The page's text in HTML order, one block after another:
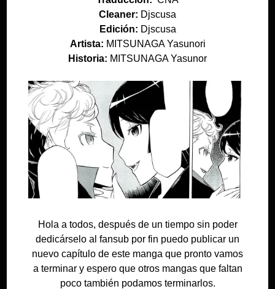
Cleaner: Djscusa
Edición: Djscusa
Artista: MITSUNAGA Yasunori
Historia: MITSUNAGA Yasunor
Hola a todos, después de un tiempo sin poder
dedicárselo al fansub por fin puedo publicar un
nuevo capítulo de este manga que pronto vamos
a terminar y espero que otros mangas que faltan
poco también podamos terminarlos.